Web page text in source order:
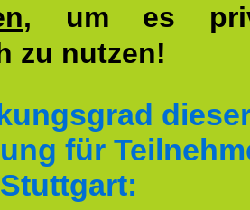
, um es
zu nutzen!
für